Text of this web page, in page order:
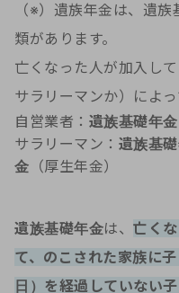
（※）遺族年金は、遺
類があります。
亡くなった人が加入し
サラリーマンか）によっ
自営業者： 遺族基礎年金
サラリーマン： 遺族基
金 （厚生年金）
遺族基礎年金は、 亡く
て、のこされた家族に
日）を経過していない